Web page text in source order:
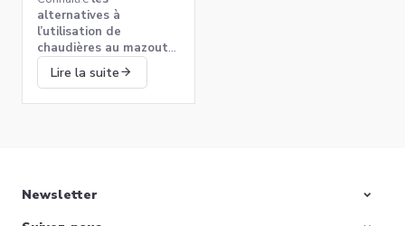
T4 thermostat programmable
TRV 7 jours Honeywell Home
159,99 €
Ajouter au panier
alternatives aux
chaudières au mazout
?
alternatives à
l’utilisation de
chaudières au mazout
qui vont permettre
d’assurer un chauffage
Lire la suite
Newsletter